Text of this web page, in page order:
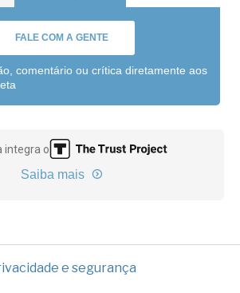
FALE COM A GENTE
comentário ou crítica diretamente aos
integra o
Saiba mais
e segurança